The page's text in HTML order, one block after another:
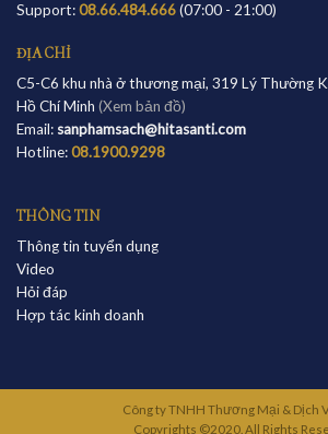
Support:08.66.484.666(07:00 - 21:00)
ĐỊA CHỈ
C5-C6 khu nhà ở thương mại, 319 Lý Thường
Hồ Chí Minh (Xem bản đồ)
Email: sanphamsach@hitasanti.com
Hotline:08.1900.9298
THÔNG TIN
Thông tin tuyển dụng
Video
Hỏi đáp
Hợp tác kinh doanh
Công ty TNHH Thương Mại & Dịch
Copyrights ©2020. All Rights